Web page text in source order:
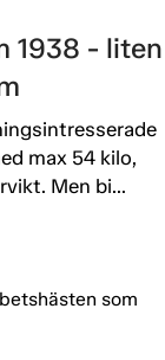
1938 - liten
max 54 kilo,
Men bi...